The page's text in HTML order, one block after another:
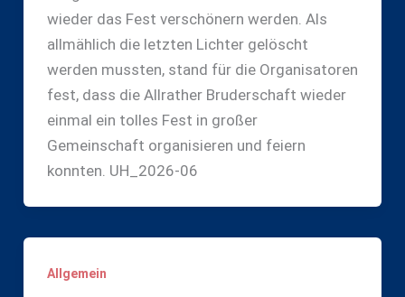
wieder das Fest verschönern werden. Als
allmählich die letzten Lichter gelöscht
werden mussten, stand für die Organisatoren
fest, dass die Allrather Bruderschaft wieder
einmal ein tolles Fest in großer
Gemeinschaft organisieren und feiern
konnten. UH_2026-06
Allgemein